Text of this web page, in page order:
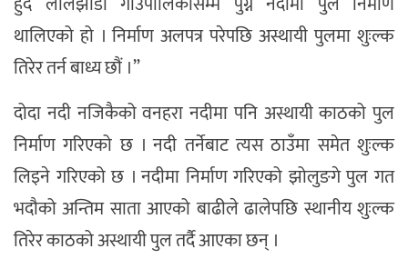
थालिएको हो । निर्माण अलपत्र परेपछि अस्थायी पुलमा शुःल्क
तिरेर तर्न बाध्य छौं ।”
दोदा नदी नजिकैको वनहरा नदीमा पनि अस्थायी काठको पुल
निर्माण गरिएको छ । नदी तर्नेबाट त्यस ठाउँमा समेत शुःल्क
लिइने गरिएको छ । नदीमा निर्माण गरिएको झोलुङगे पुल गत
भदौको अन्तिम साता आएको बाढीले ढालेपछि स्थानीय शुःल्क
तिरेर काठको अस्थायी पुल तर्दै आएका छन् ।